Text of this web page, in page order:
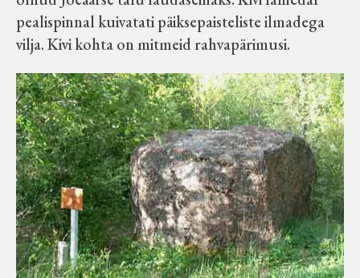
pealispinnal kuivatati päiksepaisteliste ilmadega
vilja. Kivi kohta on mitmeid rahvapärimusi.